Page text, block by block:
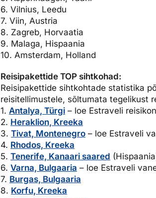
6. Vilnius, Leedu
7. Viin, Austria
8. Zagreb, Horvaatia
9. Malaga, Hispaania
10. Amsterdam, Holland
Reisipakettide TOP sihtkohad:
Reisipakettide sihtkohtade statistika
reisitellimustele, sõltumata tegelikust
1. Antalya, Türgi – loe Estraveli
2. Heraklion, Kreeka
3. Tivat, Montenegro – loe Estraveli
4. Rhodos, Kreeka
5. Tenerife, Kanaari saared
6. Varna, Bulgaaria – loe Estraveli
7. Burgas, Bulgaaria
8. Korfu, Kreeka